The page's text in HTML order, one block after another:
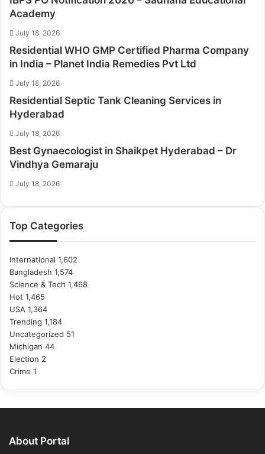
Academy
July 18, 2026
Residential WHO GMP Certified Pharma Company
in India – Planet India Remedies Pvt Ltd
July 18, 2026
Residential Septic Tank Cleaning Services in
Hyderabad
July 18, 2026
Best Gynaecologist in Shaikpet Hyderabad – Dr
Vindhya Gemaraju
July 18, 2026
Top Categories
International 1,602
Bangladesh 1,574
Science & Tech 1,468
Hot 1,465
USA 1,364
Trending 1,184
Uncategorized 51
Michigan 44
Election 2
Crime 1
About Portal